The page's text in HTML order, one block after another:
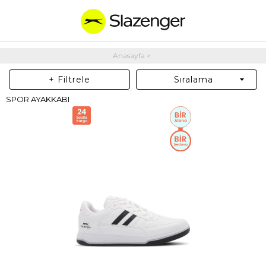
Anasayfa
+ Filtrele Sıralama
SPOR AYAKKABI